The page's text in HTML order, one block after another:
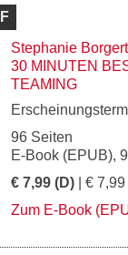
Stephanie Borgert
30 MINUTEN
TEAMING
96 Seiten
E-Book (EPUB),
€ 7,99 (D) | €
Zum E-Book